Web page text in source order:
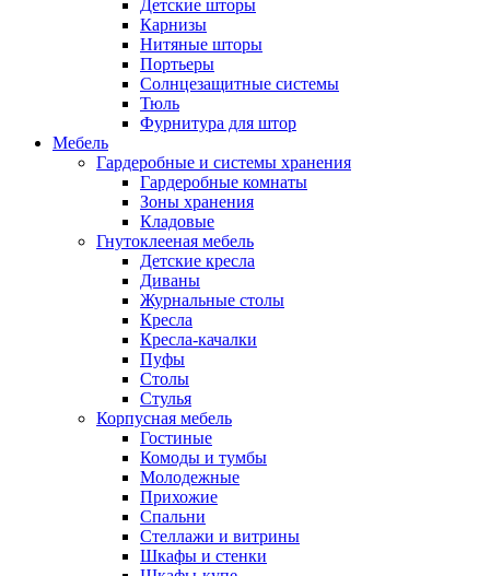
Детские шторы
Карнизы
Нитяные шторы
Портьеры
Солнцезащитные системы
Тюль
Фурнитура для штор
Мебель
Гардеробные и системы хранения
Гардеробные комнаты
Зоны хранения
Кладовые
Гнутоклееная мебель
Детские кресла
Диваны
Журнальные столы
Кресла
Кресла-качалки
Пуфы
Столы
Стулья
Корпусная мебель
Гостиные
Комоды и тумбы
Молодежные
Прихожие
Спальни
Стеллажи и витрины
Шкафы и стенки